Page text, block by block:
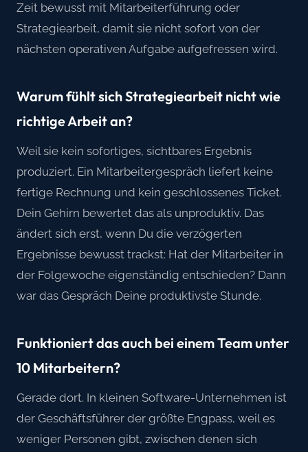
Zeit bewusst mit Mitarbeiterführung oder
Strategiearbeit, damit sie nicht sofort von der
nächsten operativen Aufgabe aufgefressen wird.
Warum fühlt sich Strategiearbeit nicht wie
richtige Arbeit an?
Weil sie kein sofortiges, sichtbares Ergebnis
produziert. Ein Mitarbeitergespräch liefert keine
fertige Rechnung und kein geschlossenes Ticket.
Dein Gehirn bewertet das als unproduktiv. Das
ändert sich erst, wenn Du die verzögerten
Ergebnisse bewusst trackst: Hat der Mitarbeiter in
der Folgewoche eigenständig entschieden? Dann
war das Gespräch Deine produktivste Stunde.
Funktioniert das auch bei einem Team unter
10 Mitarbeitern?
Gerade dort. In kleinen Software-Unternehmen ist
der Geschäftsführer der größte Engpass, weil es
weniger Personen gibt, zwischen denen sich